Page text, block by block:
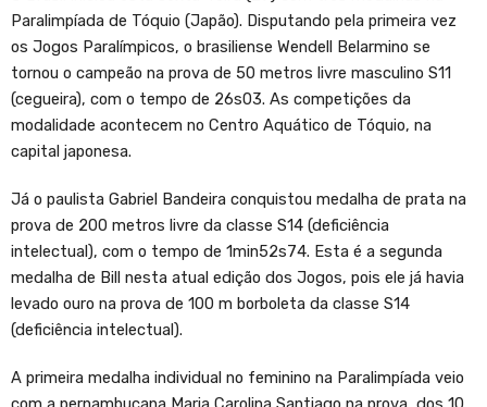
Paralimpíada de Tóquio (Japão). Disputando pela primeira vez
os Jogos Paralímpicos, o brasiliense Wendell Belarmino se
tornou o campeão na prova de 50 metros livre masculino S11
(cegueira), com o tempo de 26s03. As competições da
modalidade acontecem no Centro Aquático de Tóquio, na
capital japonesa.
Já o paulista Gabriel Bandeira conquistou medalha de prata na
prova de 200 metros livre da classe S14 (deficiência
intelectual), com o tempo de 1min52s74. Esta é a segunda
medalha de Bill nesta atual edição dos Jogos, pois ele já havia
levado ouro na prova de 100 m borboleta da classe S14
(deficiência intelectual).
A primeira medalha individual no feminino na Paralimpíada veio